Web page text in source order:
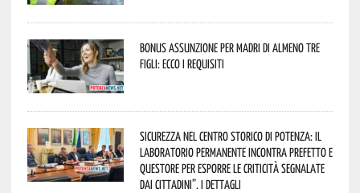
Bonus assunzione per madri di almeno tre
figli: ecco i requisiti
Sicurezza nel Centro Storico di Potenza: il
Laboratorio Permanente incontra Prefetto e
Questore per esporre le criticità segnalate
dai cittadini”. I dettagli